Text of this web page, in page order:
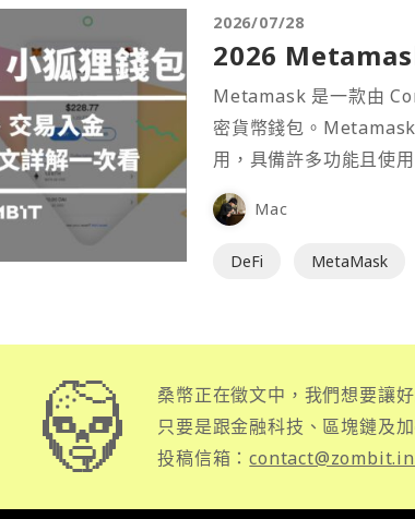
2026/07/28
2026
Metamask 是一款由
密貨幣錢包。
用，具備許多功能且使
Mac
DeFi MetaMask
桑幣正在徵文中，我們想要讓
只要是跟金融科技、區塊鏈及
投稿信箱：